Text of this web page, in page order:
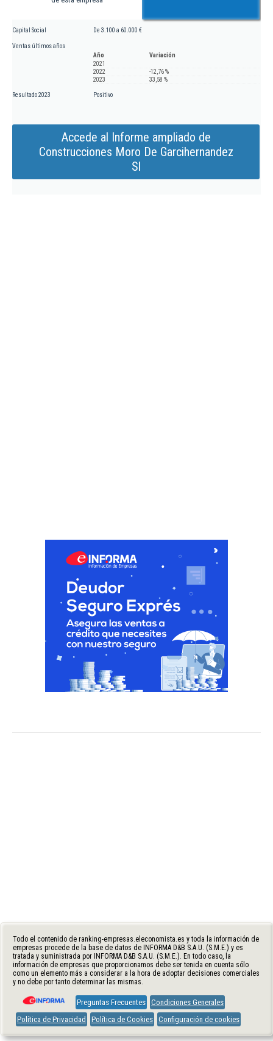
Capital Social De 3.100 a 60.000 €
Ventas últimos años
Año
Variación
2021
2022
-12,76 %
2023
33,58 %
Resultado 2023 Positivo
Accede al Informe ampliado de
Construcciones Moro De Garcihernandez
Sl
Todo el contenido de ranking-empresas.eleconomista.es y toda la información de
empresas procede de la base de datos de INFORMA D&B S.A.U. (S.M.E.) y es
tratada y suministrada por INFORMA D&B S.A.U. (S.M.E.). En todo caso, la
información de empresas que proporcionamos debe ser tenida en cuenta sólo
como un elemento más a considerar a la hora de adoptar decisiones comerciales
y no debe por tanto determinar las mismas.
Preguntas Frecuentes Condiciones Generales
Política de Privacidad
Política de Cookies Configuración de cookies